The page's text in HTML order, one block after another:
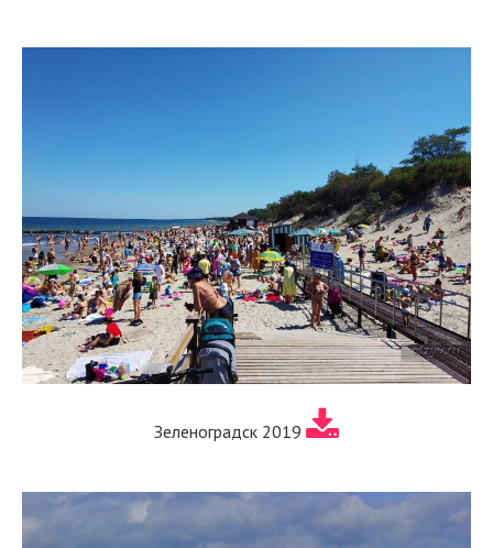
Зеленоградск 2019